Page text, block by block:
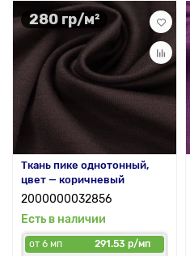
280 гр/м²
Ткань пике однотонный,
цвет — коричневый
2000000032856
Есть в наличии
от 6 мп
291.53 р/мп